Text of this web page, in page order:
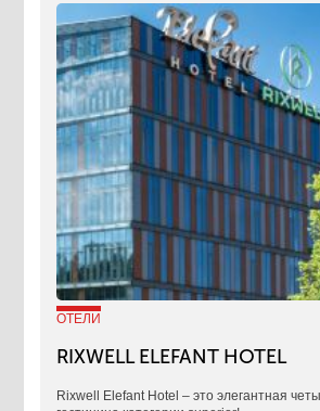
ОТЕЛИ
RIXWELL ELEFANT HOTEL
Rixwell Elefant Hotel ‒ это элегантная